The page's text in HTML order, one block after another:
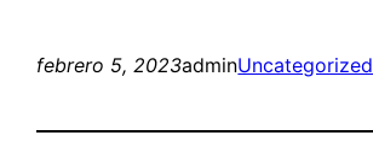
febrero 5, 2023adminUncategorized